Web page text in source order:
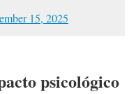
15, 2025
psicológico